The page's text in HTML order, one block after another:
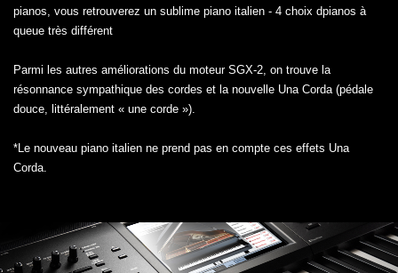
pianos, vous retrouverez un sublime piano italien - 4 choix dpianos à
queue très différent
Parmi les autres améliorations du moteur SGX-2, on trouve la
résonnance sympathique des cordes et la nouvelle Una Corda (pédale
douce, littéralement « une corde »).
*Le nouveau piano italien ne prend pas en compte ces effets Una
Corda.